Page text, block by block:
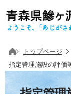
トップページ
指定管理施設の評価